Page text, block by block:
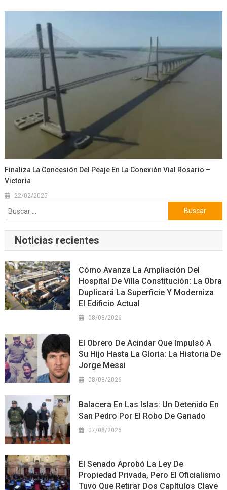
Finaliza La Concesión Del Peaje En La Conexión Vial Rosario –
Victoria
22/02/2025
Buscar:
Noticias recientes
Cómo Avanza La Ampliación Del
Hospital De Villa Constitución: La Obra
Duplicará La Superficie Y Moderniza
El Edificio Actual
08/08/2026
El Obrero De Acindar Que Impulsó A
Su Hijo Hasta La Gloria: La Historia De
Jorge Messi
08/08/2026
Balacera En Las Islas: Un Detenido En
San Pedro Por El Robo De Ganado
07/08/2026
El Senado Aprobó La Ley De
Propiedad Privada, Pero El Oficialismo
Tuvo Que Retirar Dos Capítulos Clave